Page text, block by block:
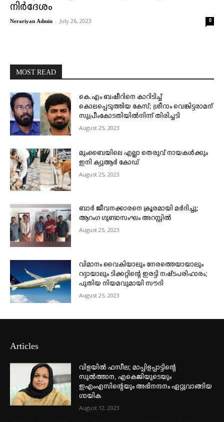
നിർദേശം
Nerariyan Admin - July 26, 2023 0
MOST READ
കെ.എം ബഷീറിനെ കാറിടിച്ച്
കൊലപ്പെടുത്തിയ കേസ്; ശ്രീറാം വെങ്കിട്ടരാമന്
സുപ്രീംകോടതിയിൽനിന്ന് തിരിച്ചടി
August 25, 2023
മുംബൈയിലെ എല്ലാ തെരുവ് നായകൾക്കും
ഇനി ക്യുആർ കോഡ്
August 25, 2023
ബാർ ജീവനക്കാരനെ ക്രൂരമായി മർദിച്ചു;
ആറംഗ ഗുണ്ടാസംഘം അറസ്റ്റിൽ
August 25, 2023
വിമാനം വൈകിയാലും നേരത്തെയായാലും
റദ്ദായാലും ടിക്കറ്റിന്റെ ഇരട്ടി നഷ്ടപരിഹാരം;
പുതിയ നിയമവുമായി സൗദി
August 25, 2023
Articles
വിളയിൽ ഫസീല; മാപ്പിളപ്പാട്ടിന്റെ
സുൽത്താന, എകെജിയുടെയും
ഇഎംഎസിന്റെയും അഭിനന്ദനം ഏറ്റുവാങ്ങിയ
ഗായിക
August 12, 2023